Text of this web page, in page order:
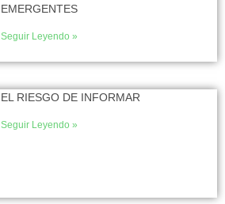
EMERGENTES
Seguir Leyendo »
EL RIESGO DE INFORMAR
Seguir Leyendo »